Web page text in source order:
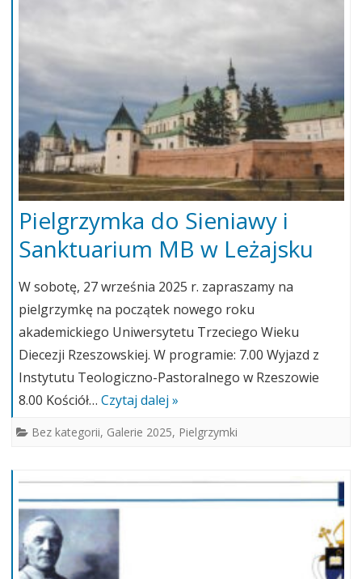
Pielgrzymka do Sieniawy i
Sanktuarium MB w Leżajsku
W sobotę, 27 września 2025 r. zapraszamy na
pielgrzymkę na początek nowego roku
akademickiego Uniwersytetu Trzeciego Wieku
Diecezji Rzeszowskiej. W programie: 7.00 Wyjazd z
Instytutu Teologiczno-Pastoralnego w Rzeszowie
8.00 Kościół… Czytaj dalej »
Bez kategorii, Galerie 2025, Pielgrzymki